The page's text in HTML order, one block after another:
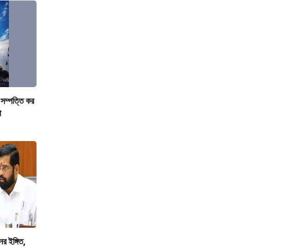
সম্পত্তি কর
ইঙ্গিত,